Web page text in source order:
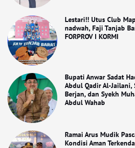
Lestari!! Utus Club
nadwah, Faji Tanjab
FORPROV I KORMI
Bupati Anwar Sadat
Abdul Qadir Al-Jailani,
Berjan, dan Syekh
Abdul Wahab
Ramai Arus Mudik
Kondisi Aman